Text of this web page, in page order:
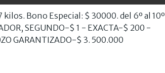
Bono Especial: $ 30000. del 6º al 10º
SEGUNDO-$ 1 - EXACTA-$ 200 -
GARANTIZADO-$ 3. 500.000